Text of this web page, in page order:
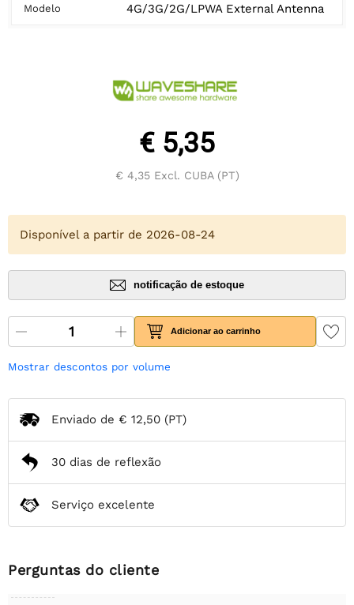
Modelo 4G/3G/2G/LPWA External Antenna
€ 5,35
€ 4,35Excl. CUBA (PT)
Disponível a partir de 2026-08-24
notificação de estoque
Adicionar ao carrinho
Mostrar descontos por volume
Enviado de € 12,50 (PT)
30 dias de reflexão
Serviço excelente
Perguntas do cliente